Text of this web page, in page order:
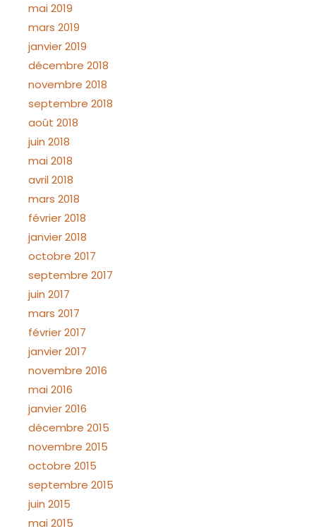
mai 2019
mars 2019
janvier 2019
décembre 2018
novembre 2018
septembre 2018
août 2018
juin 2018
mai 2018
avril 2018
mars 2018
février 2018
janvier 2018
octobre 2017
septembre 2017
juin 2017
mars 2017
février 2017
janvier 2017
novembre 2016
mai 2016
janvier 2016
décembre 2015
novembre 2015
octobre 2015
septembre 2015
juin 2015
mai 2015